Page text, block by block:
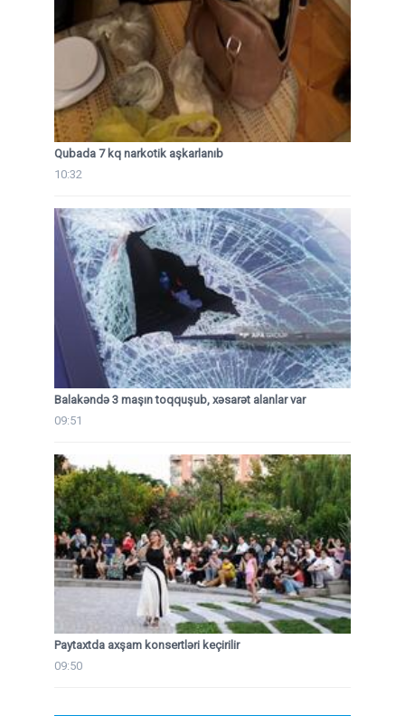
Qubada 7 kq narkotik aşkarlanıb
10:32
Balakəndə 3 maşın toqquşub, xəsarət alanlar var
09:51
Paytaxtda axşam konsertləri keçirilir
09:50